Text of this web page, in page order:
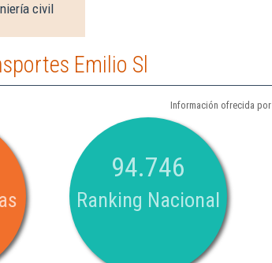
civil
Emilio Sl
Información ofrecida por
94.746
Ranking Nacional